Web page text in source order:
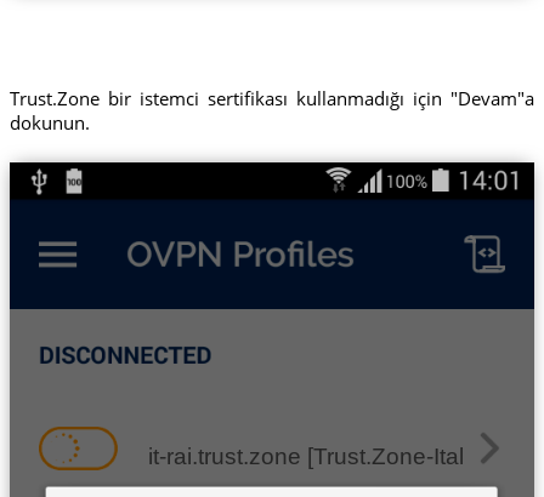
Trust.Zone bir istemci sertifikası kullanmadığı için "Devam"a
dokunun.
it-rai.trust.zone [Trust.Zone-Italy-RAI]